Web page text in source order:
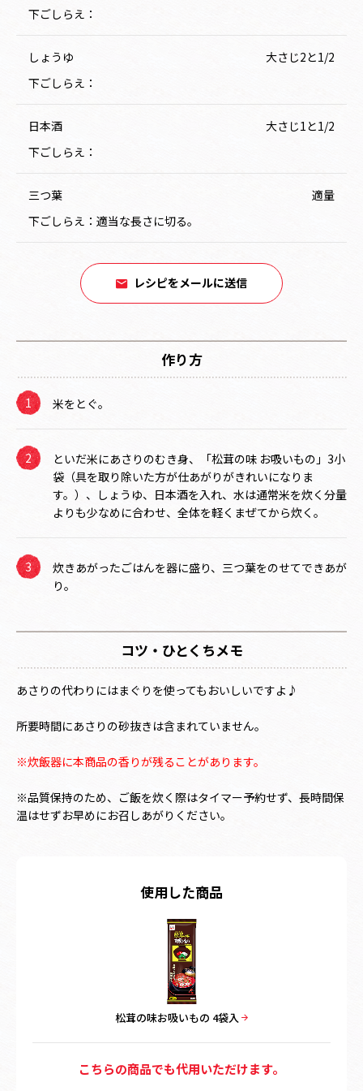
下ごしらえ：
しょうゆ
大さじ2と1/2
下ごしらえ：
日本酒
大さじ1と1/2
下ごしらえ：
三つ葉
適量
下ごしらえ：適当な長さに切る。
レシピをメールに送信
作り方
米をとぐ。
といだ米にあさりのむき身、「松茸の味 お吸いもの」3小
袋（具を取り除いた方が仕あがりがきれいになりま
す。）、しょうゆ、日本酒を入れ、水は通常米を炊く分量
よりも少なめに合わせ、全体を軽くまぜてから炊く。
炊きあがったごはんを器に盛り、三つ葉をのせてできあが
り。
コツ・ひとくちメモ
あさりの代わりにはまぐりを使ってもおいしいですよ♪
所要時間にあさりの砂抜きは含まれていません。
※炊飯器に本商品の香りが残ることがあります。
※品質保持のため、ご飯を炊く際はタイマー予約せず、長時間保
温はせずお早めにお召しあがりください。
使用した商品
松茸の味お吸いもの 4袋入
こちらの商品でも代用いただけます。